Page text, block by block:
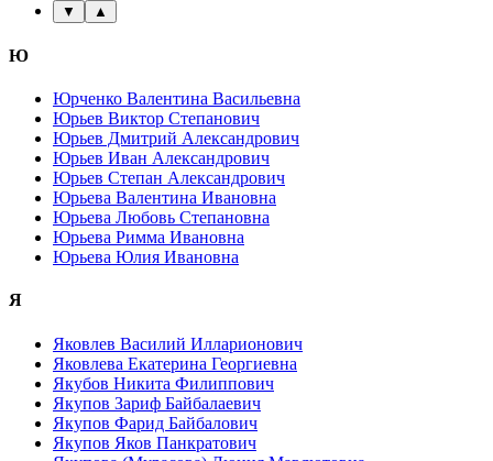
▼ ▲
Ю
Юрченко Валентина Васильевна
Юрьев Виктор Степанович
Юрьев Дмитрий Александрович
Юрьев Иван Александрович
Юрьев Степан Александрович
Юрьева Валентина Ивановна
Юрьева Любовь Степановна
Юрьева Римма Ивановна
Юрьева Юлия Ивановна
Я
Яковлев Василий Илларионович
Яковлева Екатерина Георгиевна
Якубов Никита Филиппович
Якупов Зариф Байбалаевич
Якупов Фарид Байбалович
Якупов Яков Панкратович